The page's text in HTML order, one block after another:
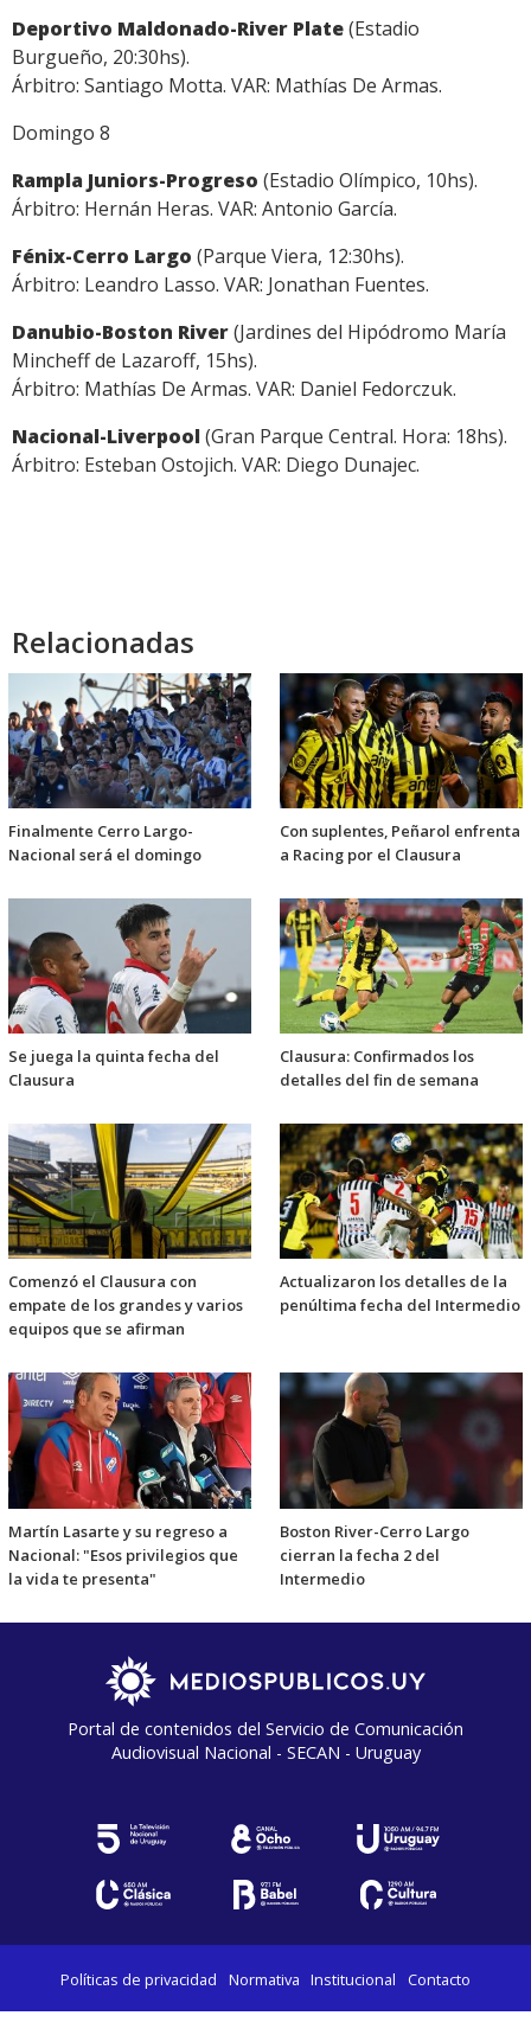
Deportivo Maldonado-River Plate(Estadio
Burgueño, 20:30hs).
Árbitro: Santiago Motta. VAR: Mathías De Armas.
Domingo 8
Rampla Juniors-Progreso (Estadio Olímpico, 10hs).
Árbitro: Hernán Heras. VAR: Antonio García.
Fénix-Cerro Largo (Parque Viera, 12:30hs).
Árbitro: Leandro Lasso. VAR: Jonathan Fuentes.
Danubio-Boston River(Jardines del Hipódromo María
Mincheff de Lazaroff, 15hs).
Árbitro: Mathías De Armas. VAR: Daniel Fedorczuk.
Nacional-Liverpool (Gran Parque Central. Hora: 18hs).
Árbitro: Esteban Ostojich. VAR: Diego Dunajec.
Relacionadas
Finalmente Cerro Largo-
Nacional será el domingo
Con suplentes, Peñarol enfrenta
a Racing por el Clausura
Se juega la quinta fecha del
Clausura
Clausura: Confirmados los
detalles del fin de semana
Comenzó el Clausura con
empate de los grandes y varios
equipos que se afirman
Actualizaron los detalles de la
penúltima fecha del Intermedio
Martín Lasarte y su regreso a
Nacional: "Esos privilegios que
la vida te presenta"
Boston River-Cerro Largo
cierran la fecha 2 del
Intermedio
Portal de contenidos del Servicio de Comunicación
Audiovisual Nacional - SECAN - Uruguay
Políticas de privacidad Normativa Institucional Contacto